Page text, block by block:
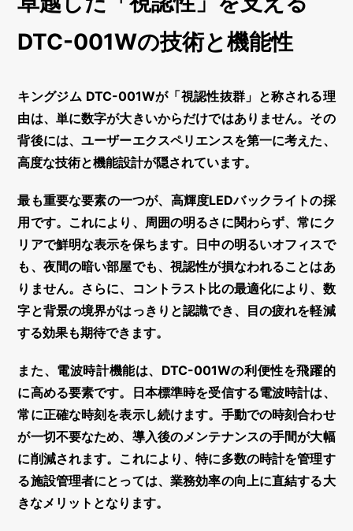
DTC-001Wの技術と機能性
キングジム DTC-001Wが「視認性抜群」と称される理
由は、単に数字が大きいからだけではありません。その
背後には、ユーザーエクスペリエンスを第一に考えた、
高度な技術と機能設計が隠されています。
最も重要な要素の一つが、 高輝度LEDバックライトの採
用です。これにより、周囲の明るさに関わらず、常にク
リアで鮮明な表示を保ちます。日中の明るいオフィスで
も、夜間の暗い部屋でも、視認性が損なわれることはあ
りません。さらに、コントラスト比の最適化により、数
字と背景の境界がはっきりと認識でき、目の疲れを軽減
する効果も期待できます。
また、 電波時計機能は、DTC-001Wの利便性を飛躍的
に高める要素です。日本標準時を受信する電波時計は、
常に正確な時刻を表示し続けます。手動での時刻合わせ
が一切不要なため、導入後のメンテナンスの手間が大幅
に削減されます。これにより、特に多数の時計を管理す
る施設管理者にとっては、業務効率の向上に直結する大
きなメリットとなります。